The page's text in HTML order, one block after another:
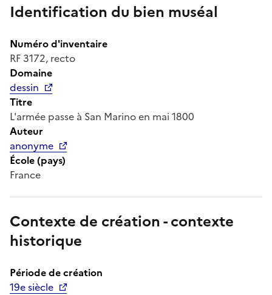
Identification du bien muséal
Numéro d'inventaire
RF 3172, recto
Domaine
dessin
Titre
L'armée passe à San Marino en mai 1800
Auteur
anonyme
École (pays)
France
Contexte de création - contexte
historique
Période de création
19e siècle